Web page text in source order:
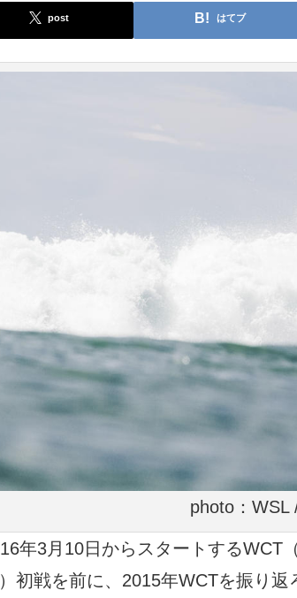
post はてブ
photo：WSL
年3月10日からスタートするWCT
初戦を前に、2015年WCTを振り